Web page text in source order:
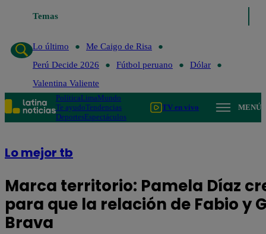
Temas
Me Caigo de Risa
Lo último
Me Caigo de Risa
Perú Decide 2026
Fútbol peruano
Dólar
Valentina Valiente
PolíticaLimaMundo
Te ayudoTendencias
DeportesEspectáculos
TV en vivo MENÚ
Lo mejor tb
Marca territorio: Pamela Díaz
para que la relación de Fabio y
Brava